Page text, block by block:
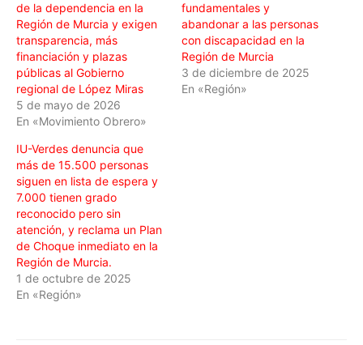
de la dependencia en la
Región de Murcia y exigen
transparencia, más
financiación y plazas
públicas al Gobierno
regional de López Miras
5 de mayo de 2026
En «Movimiento Obrero»
fundamentales y
abandonar a las personas
con discapacidad en la
Región de Murcia
3 de diciembre de 2025
En «Región»
IU-Verdes denuncia que
más de 15.500 personas
siguen en lista de espera y
7.000 tienen grado
reconocido pero sin
atención, y reclama un Plan
de Choque inmediato en la
Región de Murcia.
1 de octubre de 2025
En «Región»